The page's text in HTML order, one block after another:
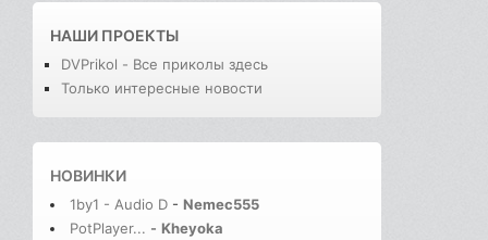
НАШИ ПРОЕКТЫ
DVPrikol - Все приколы здесь
Только интересные новости
НОВИНКИ
1by1 - Audio D - Nemec555
PotPlayer... - Kheyoka